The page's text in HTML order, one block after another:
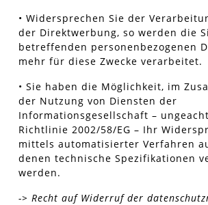
• Widersprechen Sie der
der Direktwerbung, so werden die
betreffenden personenbezogenen
mehr für diese Zwecke verarbeitet.
• Sie haben die Möglichkeit, im
der Nutzung von Diensten der
Informationsgesellschaft –
Richtlinie 2002/58/EG – Ihr
mittels automatisierter Verfahren
denen technische Spezifikationen
werden.
-> Recht auf Widerruf der